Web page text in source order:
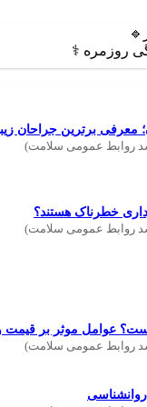
⚕️
روابط عمومی سلامت)
خطرناک هستند؟
روابط عمومی سلامت)
عوامل موثر بر قیمت
روابط عمومی سلامت)
روانشناسی